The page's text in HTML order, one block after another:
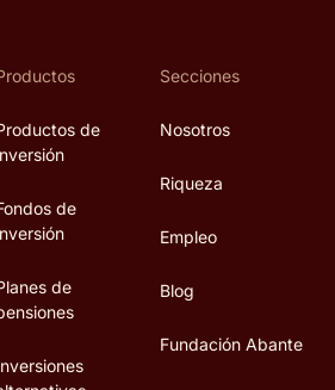
de
de
de
Secciones
Nosotros
Riqueza
Empleo
Blog
Fundación Abante